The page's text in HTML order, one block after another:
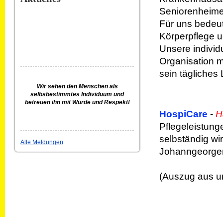
Wir sehen den Menschen als
selbsbestimmtes Individuum und
betreuen ihn mit Würde und Respekt!
Alle Meldungen
Für uns
Körperpflege
Unsere
Organisation
sein tägliches
HospiCare -
selbständig
(Auszug aus